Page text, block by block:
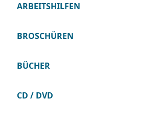
ARBEITSHILFEN
BROSCHÜREN
BÜCHER
CD / DVD